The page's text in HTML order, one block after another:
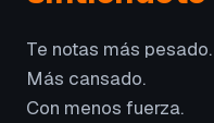
Te notas más pesado.
Más cansado.
Con menos fuerza.